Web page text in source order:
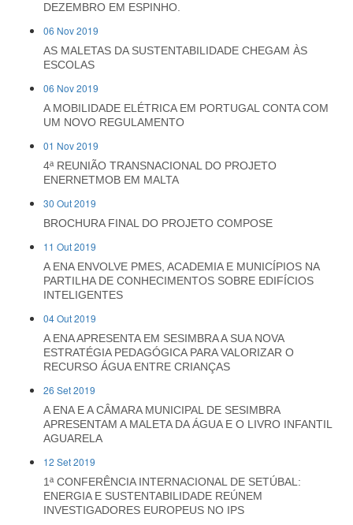
DEZEMBRO EM ESPINHO.
06 Nov 2019
AS MALETAS DA SUSTENTABILIDADE CHEGAM ÀS
ESCOLAS
06 Nov 2019
A MOBILIDADE ELÉTRICA EM PORTUGAL CONTA COM
UM NOVO REGULAMENTO
01 Nov 2019
4ª REUNIÃO TRANSNACIONAL DO PROJETO
ENERNETMOB EM MALTA
30 Out 2019
BROCHURA FINAL DO PROJETO COMPOSE
11 Out 2019
A ENA ENVOLVE PMES, ACADEMIA E MUNICÍPIOS NA
PARTILHA DE CONHECIMENTOS SOBRE EDIFÍCIOS
INTELIGENTES
04 Out 2019
A ENA APRESENTA EM SESIMBRA A SUA NOVA
ESTRATÉGIA PEDAGÓGICA PARA VALORIZAR O
RECURSO ÁGUA ENTRE CRIANÇAS
26 Set 2019
A ENA E A CÂMARA MUNICIPAL DE SESIMBRA
APRESENTAM A MALETA DA ÁGUA E O LIVRO INFANTIL
AGUARELA
12 Set 2019
1ª CONFERÊNCIA INTERNACIONAL DE SETÚBAL:
ENERGIA E SUSTENTABILIDADE REÚNEM
INVESTIGADORES EUROPEUS NO IPS